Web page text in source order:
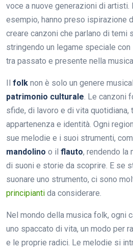
voce a nuove generazioni di artisti. I
esempio, hanno preso ispirazione
creare canzoni che parlano di temi
stringendo un legame speciale con
tra passato e presente nella
Il folk non è solo un genere
patrimonio culturale . Le canzoni
sfide, di lavoro e di vita
appartenenza e identità. Ogni
sue melodie e i suoi strumenti,
mandolino o il flauto, rendendo la
di suoni e storie da scoprire. E se
suonare uno strumento, ci sono
principianti da considerare.
Nel mondo della musica folk, ogni
uno spaccato di vita, un modo per
e le proprie radici. Le melodie si